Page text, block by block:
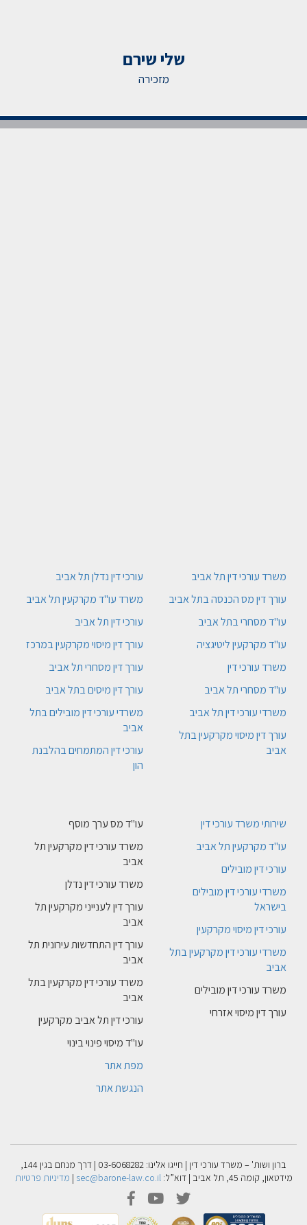
שלי שירם
מזכירה
משרד עורכי דין תל אביב
עורך דין מס הכנסה בתל אביב
עו"ד מסחרי בתל אביב
עו"ד מקרקעין ליטיגציה
משרד עורכי דין
עו"ד מסחרי תל אביב
משרדי עורכי דין תל אביב
עורך דין מיסוי מקרקעין בתל
אביב
עורכי דין נדלן תל אביב
משרד עו"ד מקרקעין תל אביב
עורכי דין תל אביב
עורך דין מיסוי מקרקעין במרכז
עורך דין מסחרי תל אביב
עורך דין מיסים בתל אביב
משרדי עורכי דין מובילים בתל
אביב
עורכי דין המתמחים בהלבנת
הון
שירותי משרד עורכי דין
עו"ד מקרקעין תל אביב
עורכי דין מובילים
משרדי עורכי דין מובילים
בישראל
עורכי דין מיסוי מקרקעין
משרדי עורכי דין מקרקעין בתל
אביב
משרד עורכי דין מובילים
עורך דין מיסוי אזרחי
עו"ד מס ערך מוסף
משרד עורכי דין מקרקעין תל
אביב
משרד עורכי דין נדלן
עורך דין לענייני מקרקעין תל
אביב
עורך דין התחדשות עירונית תל
אביב
משרד עורכי דין מקרקעין בתל
אביב
עורכי דין תל אביב מקרקעין
עו"ד מיסוי פינוי בינוי
מפת אתר
הנגשת אתר
ברון ושות' – משרד עורכי דין | חייגו אלינו: 03-6068282 | דרך מנחם בגין 144,
מידטאון, קומה 45, תל אביב | דוא”ל:
sec@barone-law.co.il
| מדיניות פרטיות
twitter
youtube